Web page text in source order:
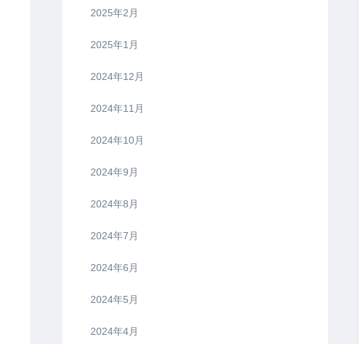
2025年2月
2025年1月
2024年12月
2024年11月
2024年10月
2024年9月
2024年8月
2024年7月
2024年6月
2024年5月
2024年4月